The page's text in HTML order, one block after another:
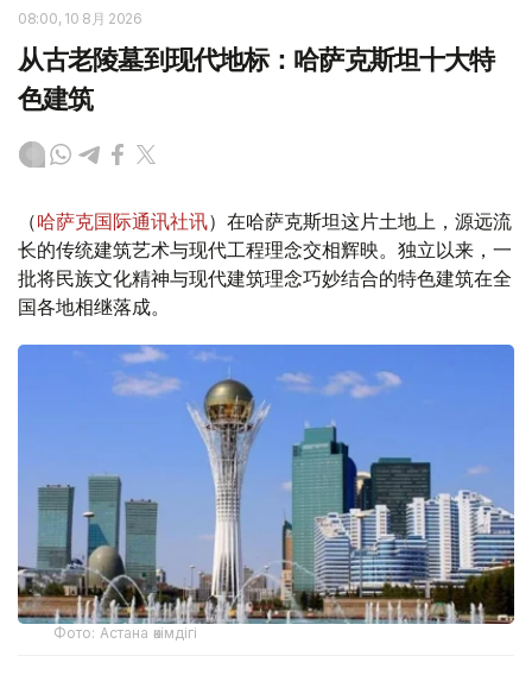
08:00, 10 8月 2026
从古老陵墓到现代地标：哈萨克斯坦十大特
色建筑
（哈萨克国际通讯社讯）在哈萨克斯坦这片土地上，源远流
长的传统建筑艺术与现代工程理念交相辉映。独立以来，一
批将民族文化精神与现代建筑理念巧妙结合的特色建筑在全
国各地相继落成。
Фото: Астана әкімдігі